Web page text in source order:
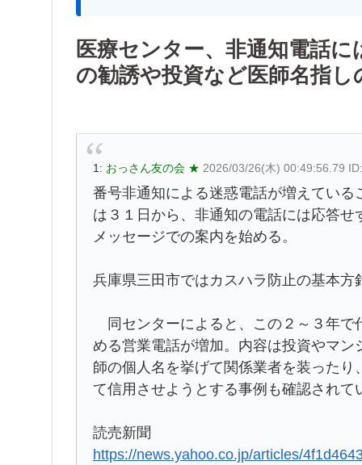
医療センター、非通知電話
の勧誘や投資など医師名指し
1: おっさん友の会 ★ 2026/03/26(木) 00:49:56.79
番号非通知による迷惑電話が増えてい
は３１日から、非通知の電話には応答
メッセージでの案内を始める。
兵庫県三田市ではカスハラ防止の基本方
同センターによると、この２～３年で
める営業電話が増加。内容は投資やマ
師の個人名を挙げて関係業者を装った
て信用させようとする事例も確認されて
読売新聞
https://news.yahoo.co.jp/articles/